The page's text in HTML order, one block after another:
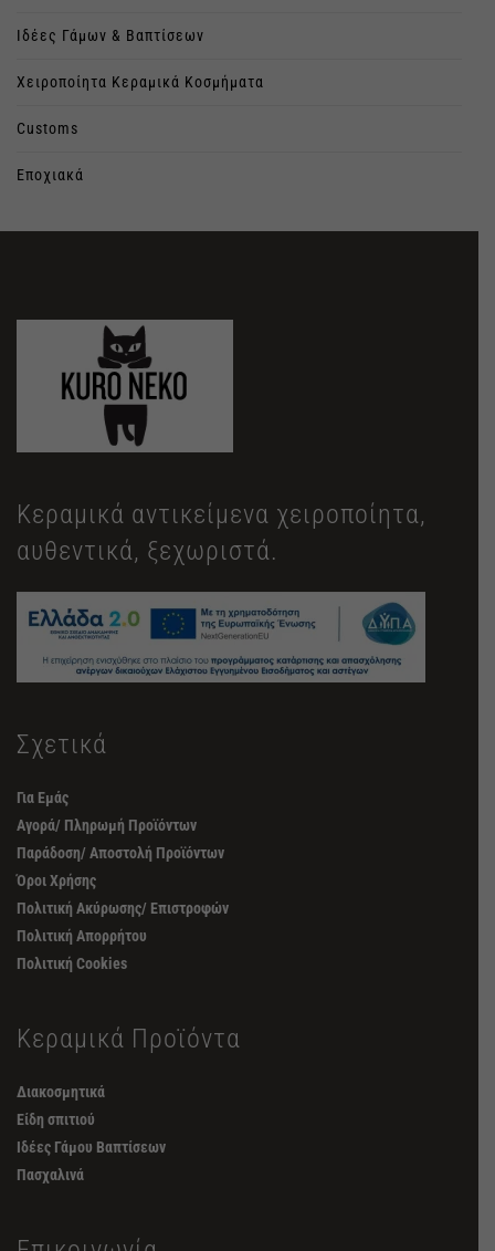
Ιδέες Γάμων & Βαπτίσεων
Χειροποίητα Κεραμικά Κοσμήματα
Customs
Εποχιακά
Κεραμικά αντικείμενα χειροποίητα,
αυθεντικά, ξεχωριστά.
Σχετικά
Για Εμάς
Αγορά/ Πληρωμή Προϊόντων
Παράδοση/ Αποστολή Προϊόντων
Όροι Χρήσης
Πολιτική Ακύρωσης/ Επιστροφών
Πολιτική Απορρήτου
Πολιτική Cookies
Κεραμικά Προϊόντα
Διακοσμητικά
Είδη σπιτιού
Ιδέες Γάμου Βαπτίσεων
Πασχαλινά